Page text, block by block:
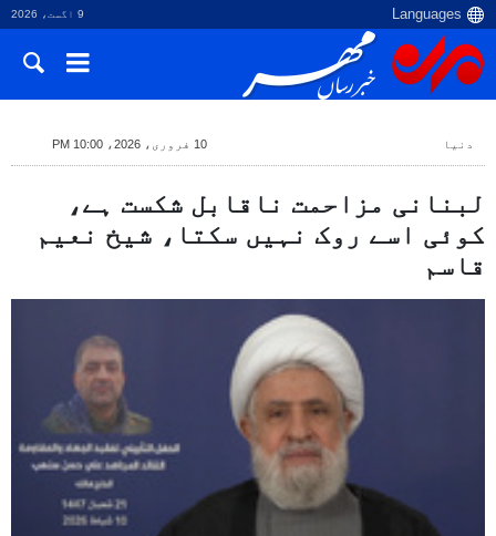
9 اگست، 2026
دنیا 10 فروری، 2026، 10:00 PM
لبنانی مزاحمت ناقابل شکست ہے،
کوئی اسے روک نہیں سکتا، شیخ نعیم
قاسم